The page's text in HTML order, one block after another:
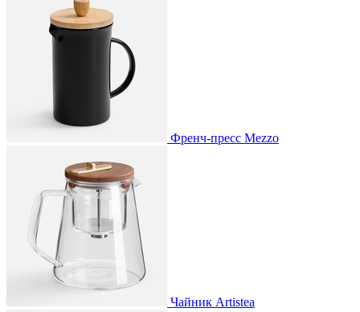
Френч-пресс Mezzo
Чайник Artistea